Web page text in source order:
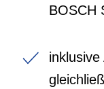
BOSCH